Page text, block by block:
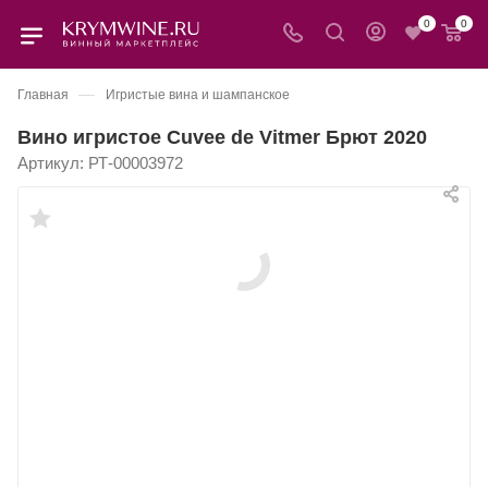
0 0
Главная — Игристые вина и шампанское
Вино игристое Cuvee de Vitmer Брют 2020
Артикул: РТ-00003972